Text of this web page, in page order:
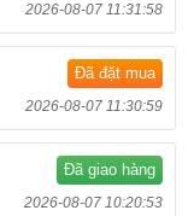
2026-08-07 11:31:58
Đã đặt mua
2026-08-07 11:30:59
Đã giao hàng
2026-08-07 10:20:53